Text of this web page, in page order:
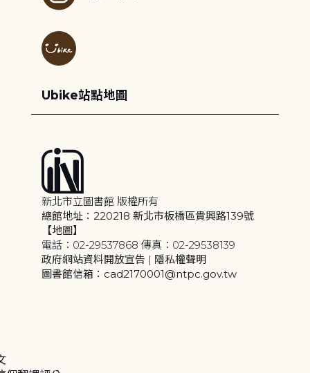
Ubike站點地圖
新北市立圖書館 版權所有
總館地址：220218 新北市板橋區貴興路139號
【地圖】
電話：02-29537868 傳真：02-29538139
政府網站資料開放宣告 | 隱私權聲明
圖書館信箱：cad2170001@ntpc.gov.tw